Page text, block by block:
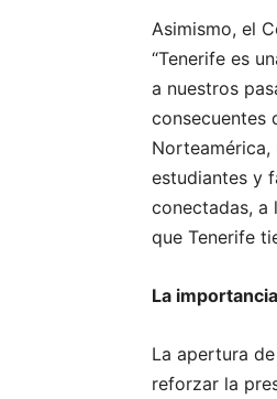
Asimismo, el
“Tenerife es
a nuestros
consecuentes
Norteamérica,
estudiantes y
conectadas, a
que Tenerife
La
La apertura
reforzar la